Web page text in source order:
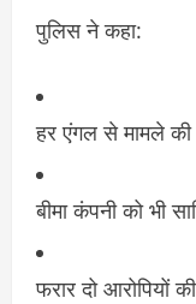
पुलिस ने कहा:
हर एंगल से मामले की
बीमा कंपनी को भी
फरार दो आरोपियों